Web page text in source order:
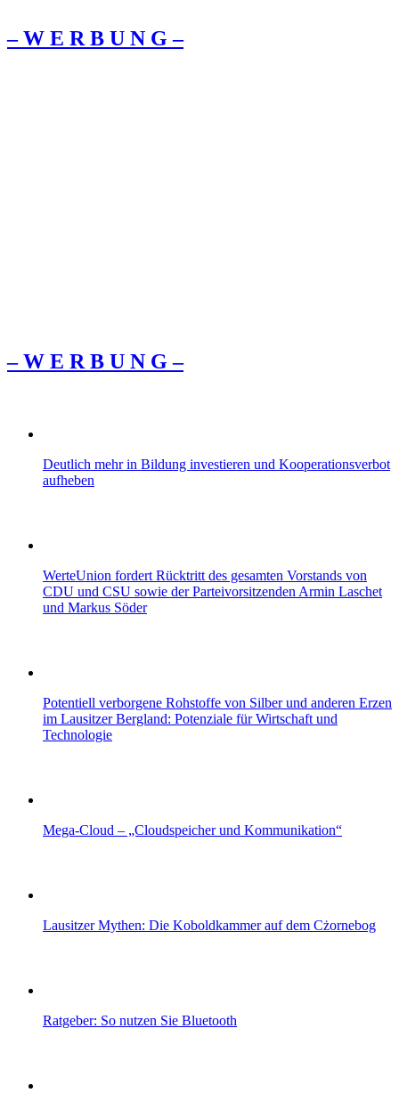
– W Ε R Β U Ν G –
– W Ε R Β U Ν G –
Deutlich mehr in Bildung investieren und Kooperationsverbot
aufheben
WerteUnion fordert Rücktritt des gesamten Vorstands von
CDU und CSU sowie der Parteivorsitzenden Armin Laschet
und Markus Söder
Potentiell verborgene Rohstoffe von Silber und anderen Erzen
im Lausitzer Bergland: Potenziale für Wirtschaft und
Technologie
Mega-Cloud – „Cloudspeicher und Kommunikation“
Lausitzer Mythen: Die Koboldkammer auf dem Cżornebog
Ratgeber: So nutzen Sie Bluetooth